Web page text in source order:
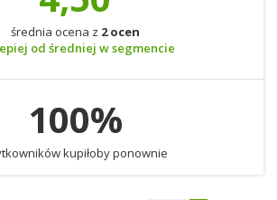
średnia ocena z 2 ocen
od średniej w segmencie
100%
kupiłoby ponownie